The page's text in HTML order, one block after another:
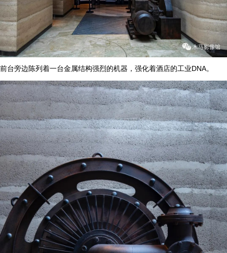
前台旁边陈列着一台金属结构强烈的机器，强化着酒店的工业DNA。